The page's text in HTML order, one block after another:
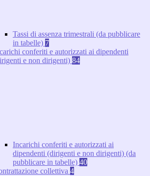
Tassi di assenza trimestrali (da pubblicare
in tabelle) 7
conferiti e autorizzati ai dipendenti
e non dirigenti) 84
Incarichi conferiti e autorizzati ai
dipendenti (dirigenti e non dirigenti) (da
pubblicare in tabelle) 40
collettiva 4